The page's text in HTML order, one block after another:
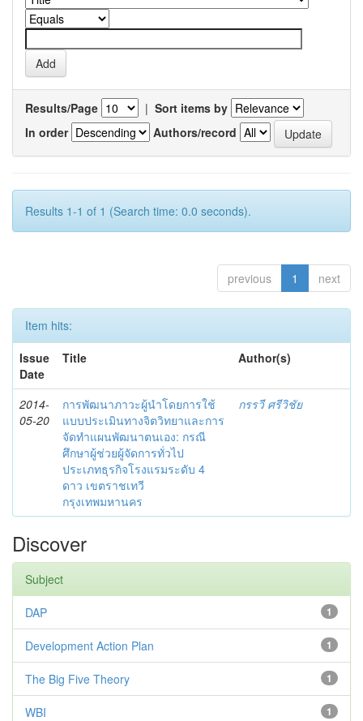
Results/Page | Sort items by
In order
Authors/record
Results 1-1 of 1 (Search time: 0.0 seconds).
previous 1 next
Item hits:
Issue
Date
Title Author(s)
2014-
05-20
การพัฒนาภาวะผู้นำโดยการใช้
แบบประเมินทางจิตวิทยาและการ
จัดทำแผนพัฒนาตนเอง: กรณี
ศึกษาผู้ช่วยผู้จัดการทั่วไป
ประเภทธุรกิจโรงแรมระดับ 4
ดาว เขตราชเทวี
กรุงเทพมหานคร
กรรวี ศรีวิชัย
Discover
Subject
1
DAP
1
Development Action Plan
1
The Big Five Theory
1
WBI